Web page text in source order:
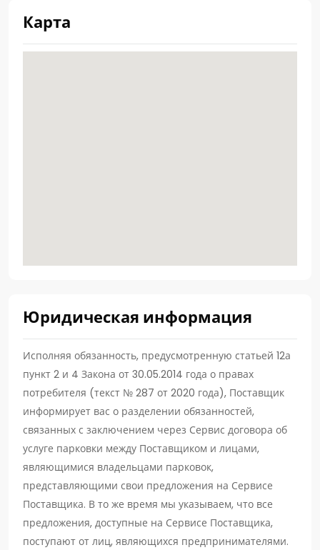
Карта
Юридическая информация
Исполняя обязанность, предусмотренную статьей 12а
пункт 2 и 4 Закона от 30.05.2014 года о правах
потребителя (текст № 287 от 2020 года), Поставщик
информирует вас о разделении обязанностей,
связанных с заключением через Сервис договора об
услуге парковки между Поставщиком и лицами,
являющимися владельцами парковок,
представляющими свои предложения на Сервисе
Поставщика. В то же время мы указываем, что все
предложения, доступные на Сервисе Поставщика,
поступают от лиц, являющихся предпринимателями.